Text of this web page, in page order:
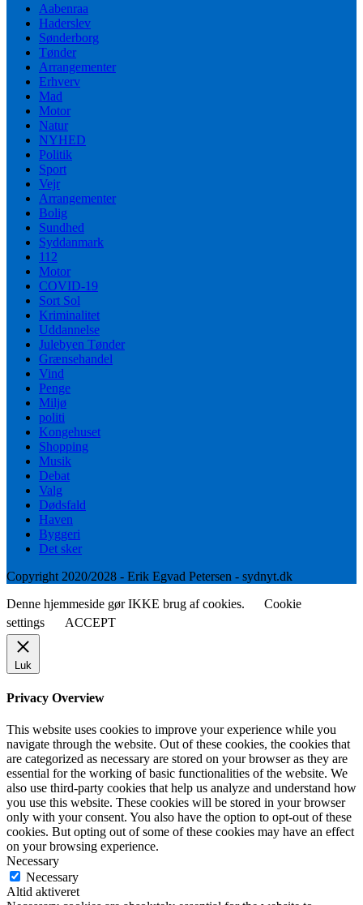
Aabenraa
Haderslev
Sønderborg
Tønder
Arrangementer
Erhverv
Mad
Motor
Natur
NYHED
Politik
Sport
Vejr
Arrangementer
Bolig
Sundhed
Syddanmark
112
Motor
COVID-19
Sort Sol
Kriminalitet
Uddannelse
Julebyen Tønder
Grænsehandel
Vind
Penge
Miljø
politi
Kongehuset
Shopping
Musik
Debat
Valg
Dødsfald
Haven
Byggeri
Det sker
Copyright 2020/2028 - Erik Egvad Petersen - sydnyt.dk
Denne hjemmeside gør IKKE brug af cookies.
Cookie
settings
ACCEPT
Luk
Privacy Overview
This website uses cookies to improve your experience while you
navigate through the website. Out of these cookies, the cookies that
are categorized as necessary are stored on your browser as they are
essential for the working of basic functionalities of the website. We
also use third-party cookies that help us analyze and understand how
you use this website. These cookies will be stored in your browser
only with your consent. You also have the option to opt-out of these
cookies. But opting out of some of these cookies may have an effect
on your browsing experience.
Necessary
Necessary
Altid aktiveret